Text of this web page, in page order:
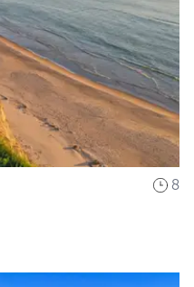
8